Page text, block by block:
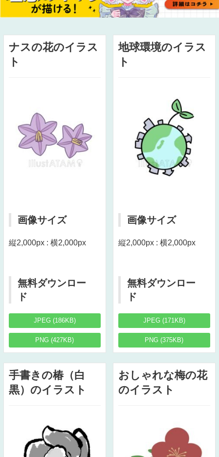
ナスの花のイラス
ト
画像サイズ
縦2,000px : 横2,000px
無料ダウンロー
ド
JPEG (186KB)
PNG (427KB)
地球環境のイラス
ト
画像サイズ
縦2,000px : 横2,000px
無料ダウンロー
ド
JPEG (171KB)
PNG (375KB)
手書きの椿（白
黒）のイラスト
おしゃれな梅の花
のイラスト